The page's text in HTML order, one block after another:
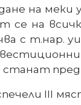
на меки
се на
с т.нар.
станат
III